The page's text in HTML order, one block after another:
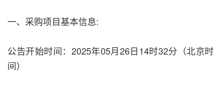
一、采购项目基本信息:
公告开始时间：2025年05月26日14时32分（北京时
间）